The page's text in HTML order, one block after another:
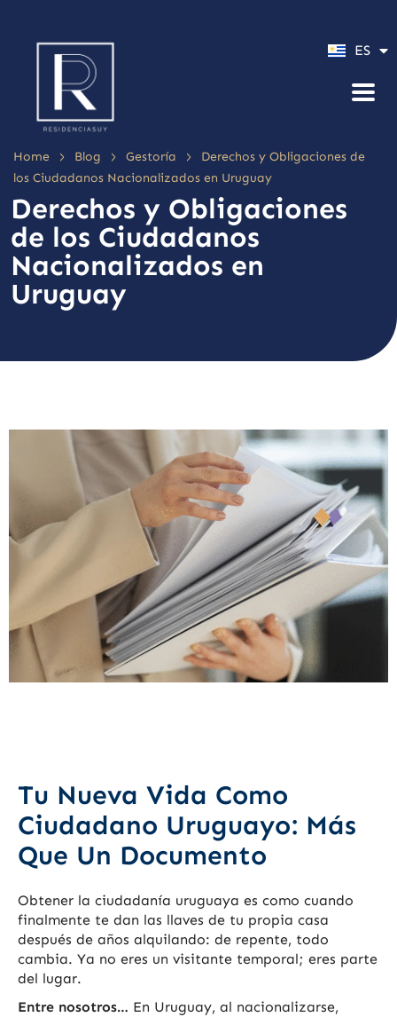
ES
EN
Home > Blog > Gestoría >
Derechos y Obligaciones de
los Ciudadanos Nacionalizados en Uruguay
Derechos y Obligaciones
de los Ciudadanos
Nacionalizados en
Uruguay
Tu Nueva Vida Como
Ciudadano Uruguayo: Más
Que Un Documento
Obtener la ciudadanía uruguaya es como cuando
finalmente te dan las llaves de tu propia casa
después de años alquilando: de repente, todo
cambia. Ya no eres un visitante temporal; eres parte
del lugar.
Entre nosotros… En Uruguay, al nacionalizarse,